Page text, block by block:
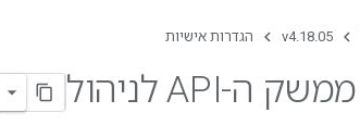
v4.18.05 הגדרות אישיות